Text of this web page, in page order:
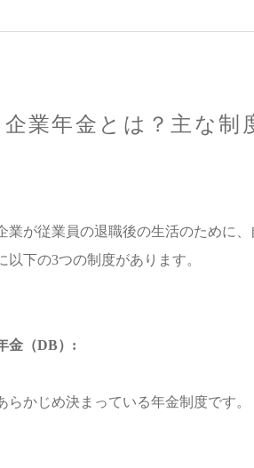
企業年金とは？主な制
業が従業員の退職後の生活のために
以下の3つの制度があります。
金（DB）:
らかじめ決まっている年金制度です。